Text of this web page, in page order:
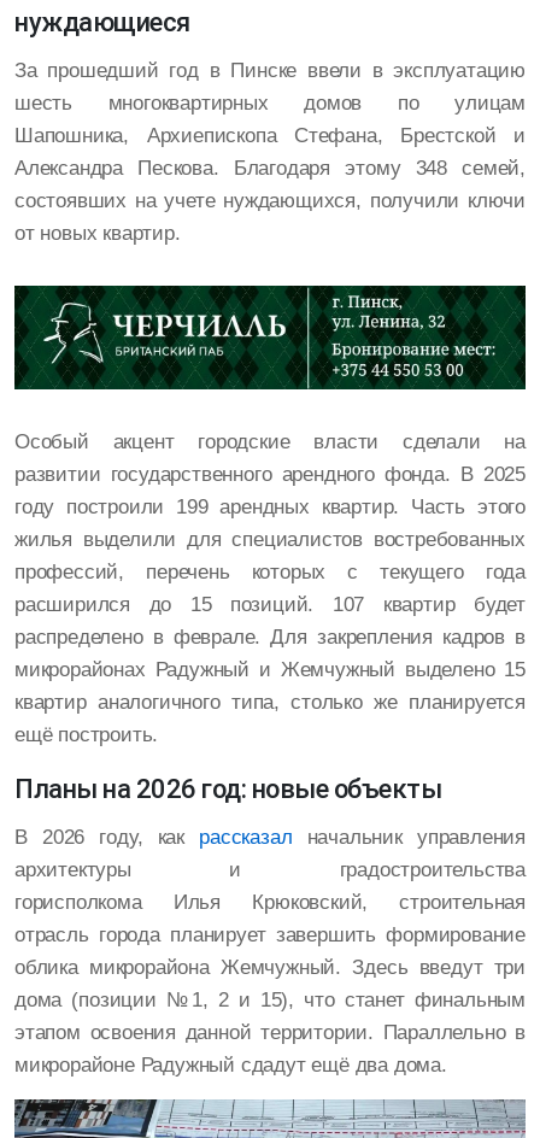
нуждающиеся
За прошедший год в Пинске ввели в эксплуатацию
шесть многоквартирных домов по улицам
Шапошника, Архиепископа Стефана, Брестской и
Александра Пескова. Благодаря этому 348 семей,
состоявших на учете нуждающихся, получили ключи
от новых квартир.
Особый акцент городские власти сделали на
развитии государственного арендного фонда. В 2025
году построили 199 арендных квартир. Часть этого
жилья выделили для специалистов востребованных
профессий, перечень которых с текущего года
расширился до 15 позиций. 107 квартир будет
распределено в феврале. Для закрепления кадров в
микрорайонах Радужный и Жемчужный выделено 15
квартир аналогичного типа, столько же планируется
ещё построить.
Планы на 2026 год: новые объекты
В 2026 году, как рассказал начальник управления
архитектуры и градостроительства
горисполкома Илья Крюковский, строительная
отрасль города планирует завершить формирование
облика микрорайона Жемчужный. Здесь введут три
дома (позиции №1, 2 и 15), что станет финальным
этапом освоения данной территории. Параллельно в
микрорайоне Радужный сдадут ещё два дома.